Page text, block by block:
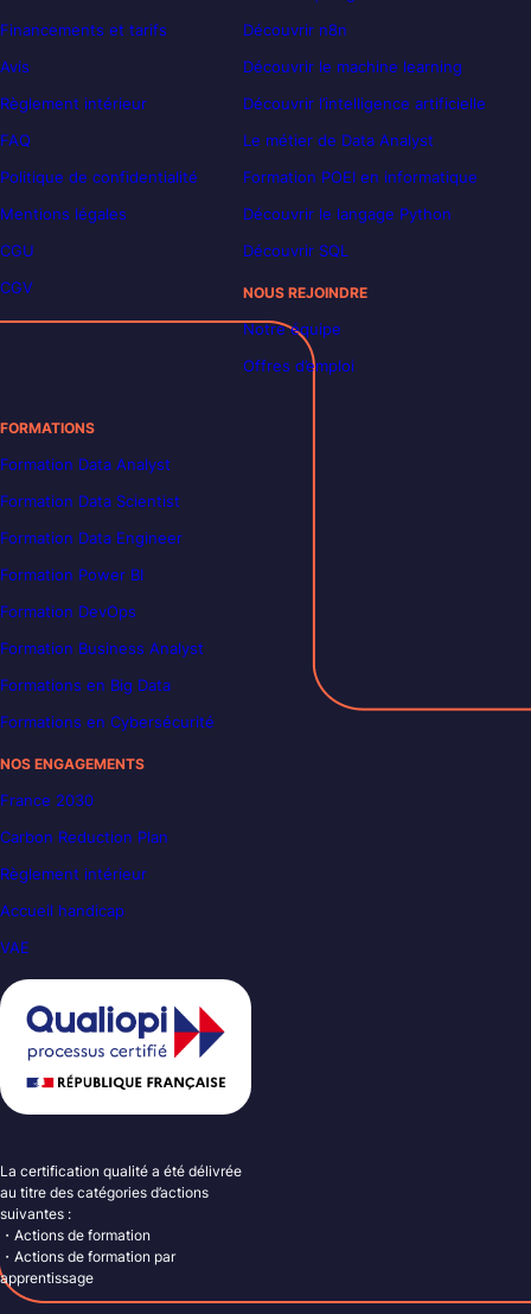
Financements et tarifs
Avis
Règlement intérieur
FAQ
Politique de confidentialité
Mentions légales
CGU
CGV
Découvrir n8n
Découvrir le machine learning
Découvrir l’intelligence artificielle
Le métier de Data Analyst
Formation POEI en informatique
Découvrir le langage Python
Découvrir SQL
NOUS REJOINDRE
Notre équipe
Offres d’emploi
FORMATIONS
Formation Data Analyst
Formation Data Scientist
Formation Data Engineer
Formation Power BI
Formation DevOps
Formation Business Analyst
Formations en Big Data
Formations en Cybersécurité
NOS ENGAGEMENTS
France 2030
Carbon Reduction Plan
Règlement intérieur
Accueil handicap
VAE
La certification qualité a été délivrée
au titre des catégories d’actions
suivantes :
・Actions de formation
・Actions de formation par
apprentissage